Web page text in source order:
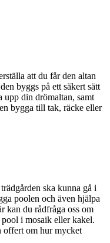
att du får den altan
byggs på ett säkert sätt
upp din drömaltan, samt
bygga till tak, räcke eller
ska kunna gå i
poolen och även hjälpa
kan du rådfråga oss om
i mosaik eller kakel.
offert om hur mycket